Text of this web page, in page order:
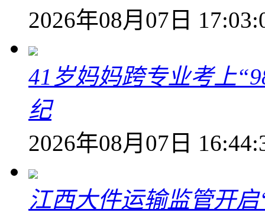
2026年08月07日
41岁妈妈跨专业考上
纪
2026年08月07日
江西大件运输监管开